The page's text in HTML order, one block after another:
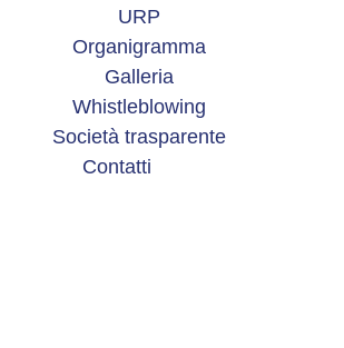
URP
Organigramma
Galleria
Whistleblowing
Società trasparente
Contatti